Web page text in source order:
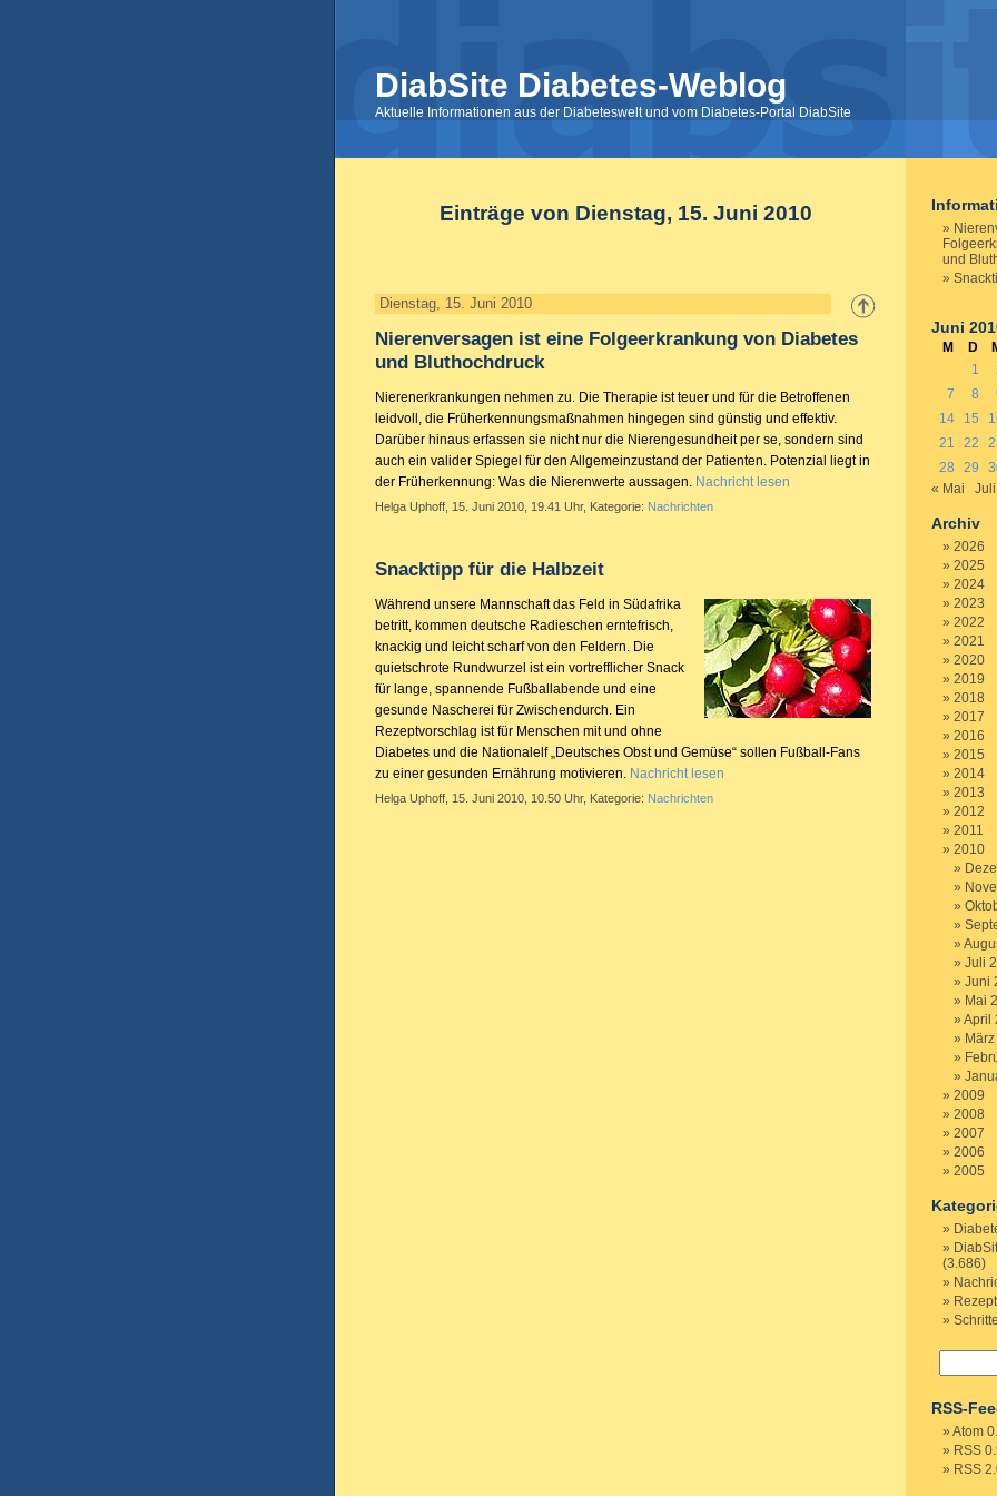
DiabSite Diabetes-Weblog
Aktuelle Informationen aus der Diabeteswelt und vom Diabetes-Portal DiabSite
Einträge von Dienstag, 15. Juni 2010
Dienstag, 15. Juni 2010
Nierenversagen ist eine Folgeerkrankung von Diabetes
und Bluthochdruck
Nierenerkrankungen nehmen zu. Die Therapie ist teuer und für die Betroffenen
leidvoll, die Früherkennungsmaßnahmen hingegen sind günstig und effektiv.
Darüber hinaus erfassen sie nicht nur die Nierengesundheit per se, sondern sind
auch ein valider Spiegel für den Allgemeinzustand der Patienten. Potenzial liegt in
der Früherkennung: Was die Nierenwerte aussagen. Nachricht lesen
Helga Uphoff, 15. Juni 2010, 19.41 Uhr, Kategorie: Nachrichten
Snacktipp für die Halbzeit
Während unsere Mannschaft das Feld in Südafrika
betritt, kommen deutsche Radieschen erntefrisch,
knackig und leicht scharf von den Feldern. Die
quietschrote Rundwurzel ist ein vortrefflicher Snack
für lange, spannende Fußballabende und eine
gesunde Nascherei für Zwischendurch. Ein
Rezeptvorschlag ist für Menschen mit und ohne
Diabetes und die Nationalelf „Deutsches Obst und Gemüse“ sollen Fußball-Fans
zu einer gesunden Ernährung motivieren. Nachricht lesen
Helga Uphoff, 15. Juni 2010, 10.50 Uhr, Kategorie: Nachrichten
und
Juni
M D
1
7
8
14
15
21
22
28
29
« Mai
Archiv
2026
2025
2024
2023
2022
2021
2020
2019
2018
2017
2016
2015
2014
2013
2012
2011
2010
Juli
Juni
Mai
April
2009
2008
2007
2006
2005
(3.686)
RSS-
Atom
RSS
RSS